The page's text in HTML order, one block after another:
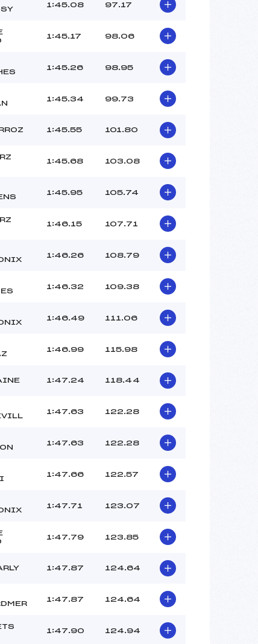
1:45.08 97.17
1:45.17 98.06
1:45.26 98.95
1:45.34 99.73
1:45.55 101.80
1:45.68 103.08
1:45.95 105.74
1:46.15 107.71
1:46.26 108.79
1:46.32 109.38
1:46.49 111.06
1:46.99 115.98
1:47.24 118.44
1:47.63 122.28
1:47.63 122.28
1:47.66 122.57
1:47.71 123.07
1:47.79 123.85
1:47.87 124.64
1:47.87 124.64
1:47.90 124.94